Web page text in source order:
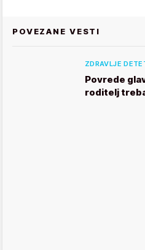
POVEZANE VESTI
ZDRAVLJE
Povrede
roditelj